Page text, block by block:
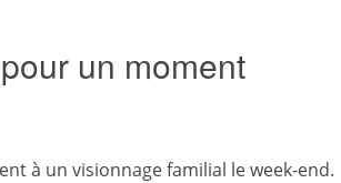
un moment
à un visionnage familial le week-end.